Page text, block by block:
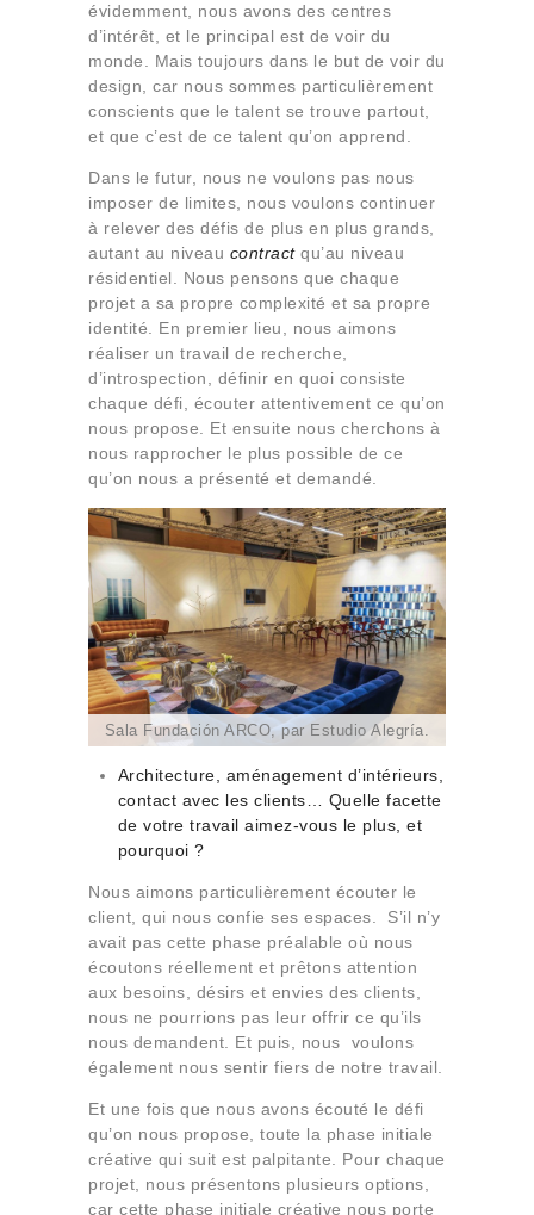
évidemment, nous avons des centres
d’intérêt, et le principal est de voir du
monde. Mais toujours dans le but de voir du
design, car nous sommes particulièrement
conscients que le talent se trouve partout,
et que c’est de ce talent qu’on apprend.
Dans le futur, nous ne voulons pas nous
imposer de limites, nous voulons continuer
à relever des défis de plus en plus grands,
autant au niveau contractqu’au niveau
résidentiel. Nous pensons que chaque
projet a sa propre complexité et sa propre
identité. En premier lieu, nous aimons
réaliser un travail de recherche,
d’introspection, définir en quoi consiste
chaque défi, écouter attentivement ce qu’on
nous propose. Et ensuite nous cherchons à
nous rapprocher le plus possible de ce
qu’on nous a présenté et demandé.
Sala Fundación ARCO, par Estudio Alegría.
Architecture, aménagement d’intérieurs,
contact avec les clients… Quelle facette
de votre travail aimez-vous le plus, et
pourquoi ?
Nous aimons particulièrement écouter le
client, qui nous confie ses espaces. S’il n’y
avait pas cette phase préalable où nous
écoutons réellement et prêtons attention
aux besoins, désirs et envies des clients,
nous ne pourrions pas leur offrir ce qu’ils
nous demandent. Et puis, nous voulons
également nous sentir fiers de notre travail.
Et une fois que nous avons écouté le défi
qu’on nous propose, toute la phase initiale
créative qui suit est palpitante. Pour chaque
projet, nous présentons plusieurs options,
car cette phase initiale créative nous porte